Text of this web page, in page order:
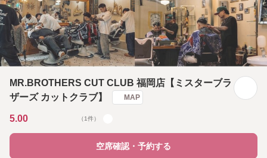
MR.BROTHERS CUT CLUB 福岡店【ミスターブラ
ザーズ カットクラブ】
MAP
5.00 （1件）
空席確認・予約する